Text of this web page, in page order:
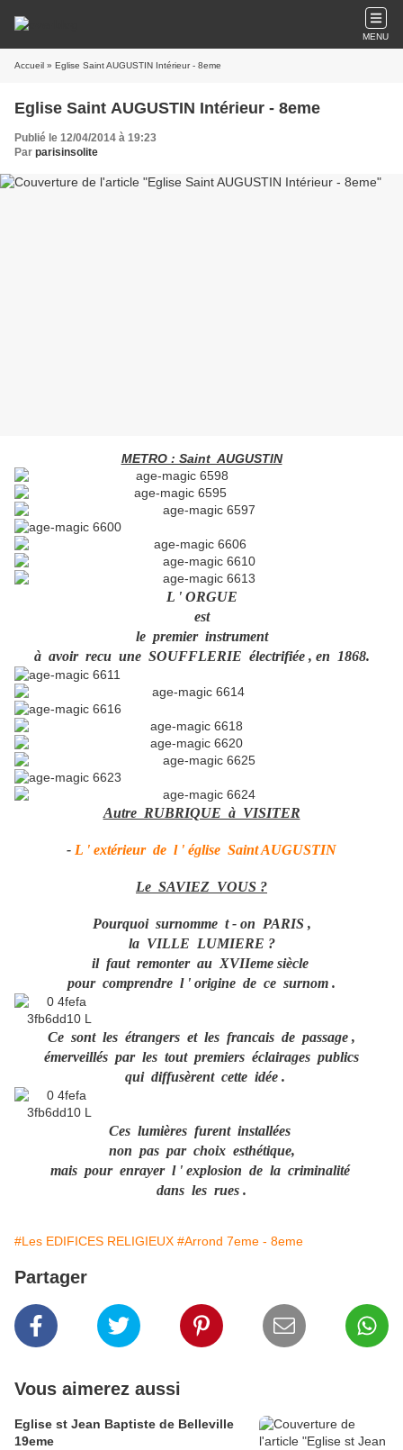
MENU
Accueil » Eglise Saint AUGUSTIN Intérieur - 8eme
Eglise Saint AUGUSTIN Intérieur - 8eme
Publié le 12/04/2014 à 19:23
Par parisinsolite
METRO : Saint AUGUSTIN
L ' ORGUE
est
le premier instrument
à avoir recu une SOUFFLERIE électrifiée , en 1868.
Autre RUBRIQUE à VISITER
- L ' extérieur de l ' église Saint AUGUSTIN
Le SAVIEZ VOUS ?
Pourquoi surnomme t - on PARIS ,
la VILLE LUMIERE ?
il faut remonter au XVIIeme siècle
pour comprendre l ' origine de ce surnom .
Ce sont les étrangers et les francais de passage ,
émerveillés par les tout premiers éclairages publics
qui diffusèrent cette idée .
Ces lumières furent installées
non pas par choix esthétique,
mais pour enrayer l ' explosion de la criminalité
dans les rues .
#Les EDIFICES RELIGIEUX #Arrond 7eme - 8eme
Partager
Vous aimerez aussi
Eglise st Jean Baptiste de Belleville
19eme